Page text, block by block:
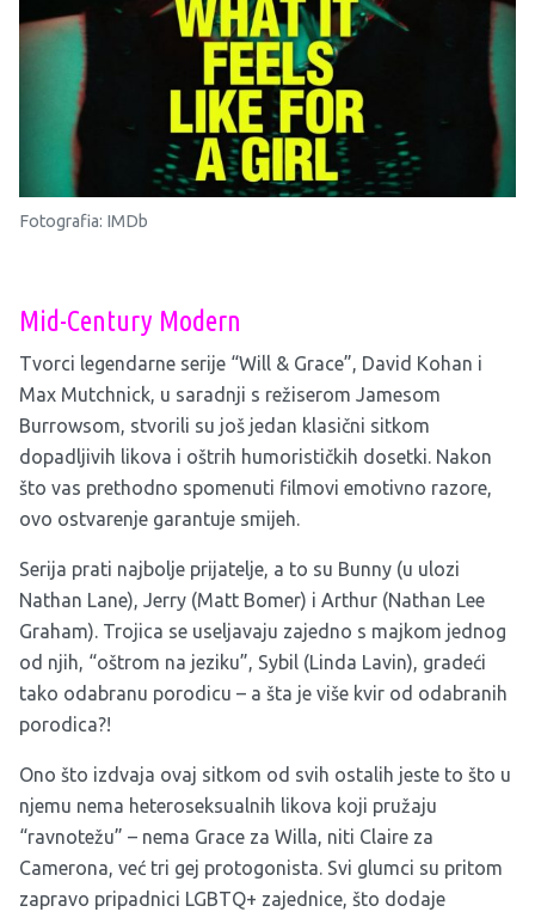
Fotografia: IMDb
Mid-Century Modern
Tvorci legendarne serije “Will & Grace”, David Kohan i
Max Mutchnick, u saradnji s režiserom Jamesom
Burrowsom, stvorili su još jedan klasični sitkom
dopadljivih likova i oštrih humorističkih dosetki. Nakon
što vas prethodno spomenuti filmovi emotivno razore,
ovo ostvarenje garantuje smijeh.
Serija prati najbolje prijatelje, a to su Bunny (u ulozi
Nathan Lane), Jerry (Matt Bomer) i Arthur (Nathan Lee
Graham). Trojica se useljavaju zajedno s majkom jednog
od njih, “oštrom na jeziku”, Sybil (Linda Lavin), gradeći
tako odabranu porodicu – a šta je više kvir od odabranih
porodica?!
Ono što izdvaja ovaj sitkom od svih ostalih jeste to što u
njemu nema heteroseksualnih likova koji pružaju
“ravnotežu” – nema Grace za Willa, niti Claire za
Camerona, već tri gej protogonista. Svi glumci su pritom
zapravo pripadnici LGBTQ+ zajednice, što dodaje